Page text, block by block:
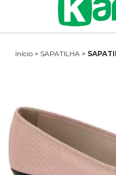
Início > SAPATILHA >